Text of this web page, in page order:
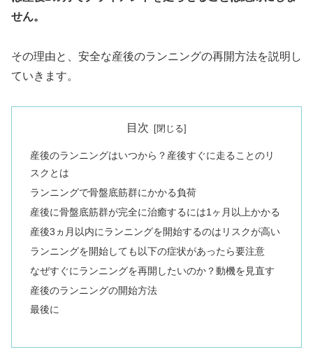
せん。
その理由と、安全な産後のランニングの再開方法を説明し
ていきます。
目次
産後のランニングはいつから？産後すぐに走ることのリ
スクとは
ランニングで骨盤底筋群にかかる負荷
産後に骨盤底筋群が完全に治癒するには1ヶ月以上かかる
産後3ヵ月以内にランニングを開始するのはリスクが高い
ランニングを開始しても以下の症状があったら要注意
なぜすぐにランニングを再開したいのか？動機を見直す
産後のランニングの開始方法
最後に